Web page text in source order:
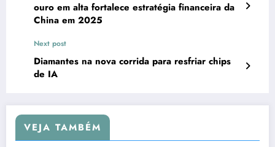
ouro em alta fortalece estratégia financeira da
China em 2025
Next post
Diamantes na nova corrida para resfriar chips
de IA
VEJA TAMBÉM